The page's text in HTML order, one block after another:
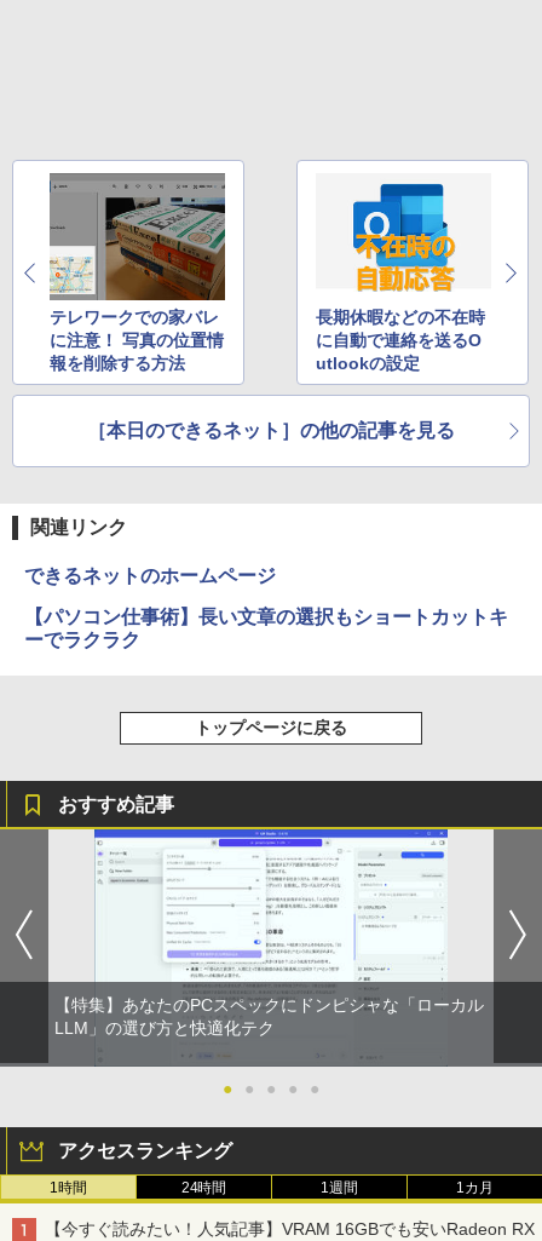
テレワークでの家バレ
に注意！ 写真の位置情
報を削除する方法
長期休暇などの不在時
に自動で連絡を送るO
utlookの設定
［本日のできるネット］の他の記事を見る
関連リンク
できるネットのホームページ
【パソコン仕事術】長い文章の選択もショートカットキ
ーでラクラク
トップページに戻る
おすすめ記事
【特集】あなたのPCスペックにドンピシャな「ローカル
LLM」の選び方と快適化テク
● ● ● ● ●
アクセスランキング
1時間 24時間 1週間 1カ月
【今すぐ読みたい！人気記事】VRAM 16GBでも安いRadeon RX